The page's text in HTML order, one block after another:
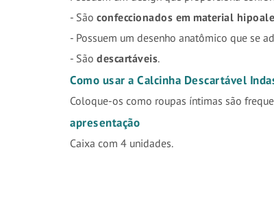
- São confeccionados em material
- Possuem um desenho anatômico que se
- São descartáveis.
Como usar a Calcinha Descartável
Coloque-os como roupas íntimas são
apresentação
Caixa com 4 unidades.